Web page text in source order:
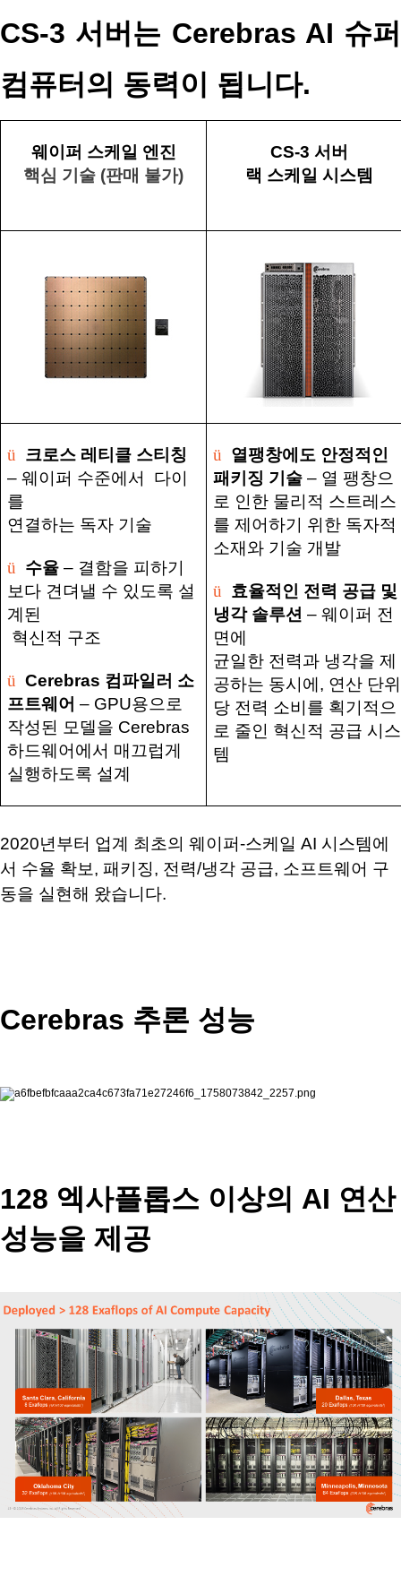
CS-3 서버는 Cerebras AI 슈퍼
컴퓨터의 동력이 됩니다.
웨이퍼 스케일 엔진
핵심 기술 (판매 불가)
CS-3 서버
랙 스케일 시스템
ü
크로스 레티클 스티칭
– 웨이퍼 수준에서 다이
를
연결하는 독자 기술
ü 수율 – 결함을 피하기
보다 견뎌낼 수 있도록 설
계된
혁신적 구조
ü Cerebras 컴파일러 소
프트웨어 – GPU용으로
작성된 모델을 Cerebras
하드웨어에서 매끄럽게
실행하도록 설계
ü
열팽창에도 안정적인
패키징 기술 – 열 팽창으
로 인한 물리적 스트레스
를 제어하기 위한 독자적
소재와 기술 개발
ü
효율적인 전력 공급 및
냉각 솔루션 –웨이퍼 전
면에
균일한 전력과 냉각을 제
공하는 동시에 , 연산 단위
당 전력 소비를 획기적으
로 줄인 혁신적 공급 시스
템
2020년부터 업계 최초의 웨이퍼-스케일 AI 시스템에
서 수율 확보, 패키징, 전력/냉각 공급, 소프트웨어 구
동을 실현해 왔습니다.
Cerebras 추론 성능
128 엑사플롭스 이상의 AI 연산
성능을 제공